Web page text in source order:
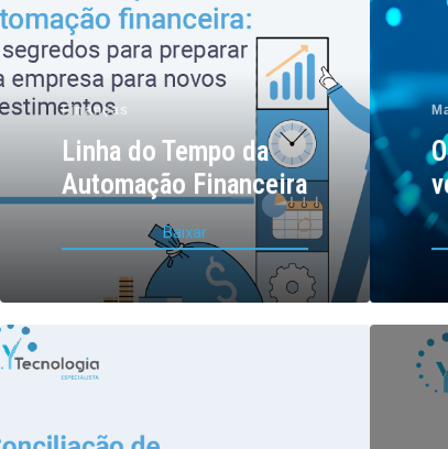
Finanças
Linha do Tempo da
Automação Financeira
Baixar